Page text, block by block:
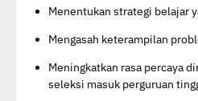
Menentukan strategi belajar
Mengasah keterampilan
Meningkatkan rasa percaya
seleksi masuk perguruan